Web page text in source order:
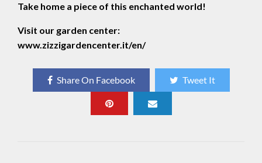
Take home a piece of this enchanted world!
Visit our garden center:
www.zizzigardencenter.it/en/
Share On Facebook Tweet It